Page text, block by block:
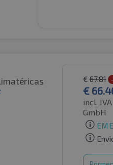
€ 67.81
€
incl.
GmbH
EM